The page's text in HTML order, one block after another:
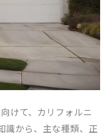
けて、カリフォルニ
識から、主な種類、正